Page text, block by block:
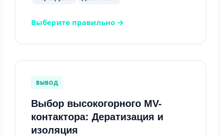
Выберите правильно →
ВЫВОД
Выбор высокогорного MV-
контактора: Дератизация и
изоляция